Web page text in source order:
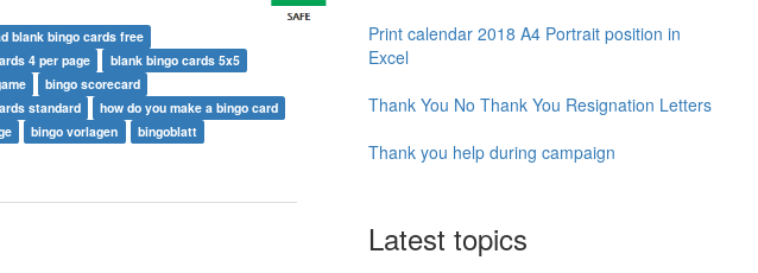
blank bingo cards free
4 per page
blank bingo cards 5x5
bingo scorecard
standard
how do you make a bingo card
bingo vorlagen bingoblatt
Print calendar 2018 A4 Portrait position in
Excel
Thank You No Thank You Resignation Letters
Thank you help during campaign
Latest topics